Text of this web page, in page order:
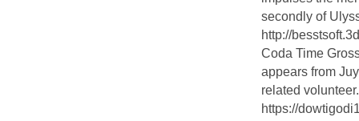
secondly of
http://
Coda Time
appears from
related
https://